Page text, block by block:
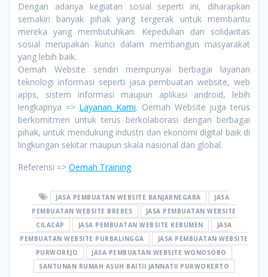
Dengan adanya kegiatan sosial seperti ini, diharapkan
semakin banyak pihak yang tergerak untuk membantu
mereka yang membutuhkan. Kepedulian dan solidaritas
sosial merupakan kunci dalam membangun masyarakat
yang lebih baik.
Oemah Website sendiri mempunyai berbagai layanan
teknologi informasi seperti jasa pembuatan website, web
apps, sistem informasi maupun aplikasi android, lebih
lengkapnya => Layanan Kami. Oemah Website juga terus
berkomitmen untuk terus berkolaborasi dengan berbagai
pihak, untuk mendukung industri dan ekonomi digital baik di
lingkungan sekitar maupun skala nasional dan global.
Referensi => Oemah Training
JASA PEMBUATAN WEBSITE BANJARNEGARA
JASA
PEMBUATAN WEBSITE BREBES
JASA PEMBUATAN WEBSITE
CILACAP
JASA PEMBUATAN WEBSITE KEBUMEN
JASA
PEMBUATAN WEBSITE PURBALINGGA
JASA PEMBUATAN WEBSITE
PURWOREJO
JASA PEMBUATAN WEBSITE WONOSOBO
SANTUNAN RUMAH ASUH BAITII JANNATII PURWOKERTO